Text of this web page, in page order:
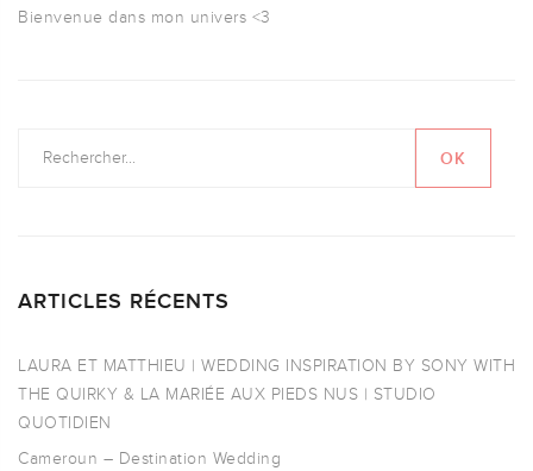
Bienvenue dans mon univers <3
ARTICLES RÉCENTS
LAURA ET MATTHIEU | WEDDING INSPIRATION BY SONY WITH
THE QUIRKY & LA MARIÉE AUX PIEDS NUS | STUDIO
QUOTIDIEN
Cameroun – Destination Wedding